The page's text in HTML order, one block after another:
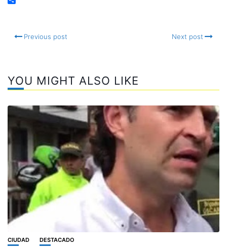
Email
Previous post Next post
YOU MIGHT ALSO LIKE
CIUDAD DESTACADO